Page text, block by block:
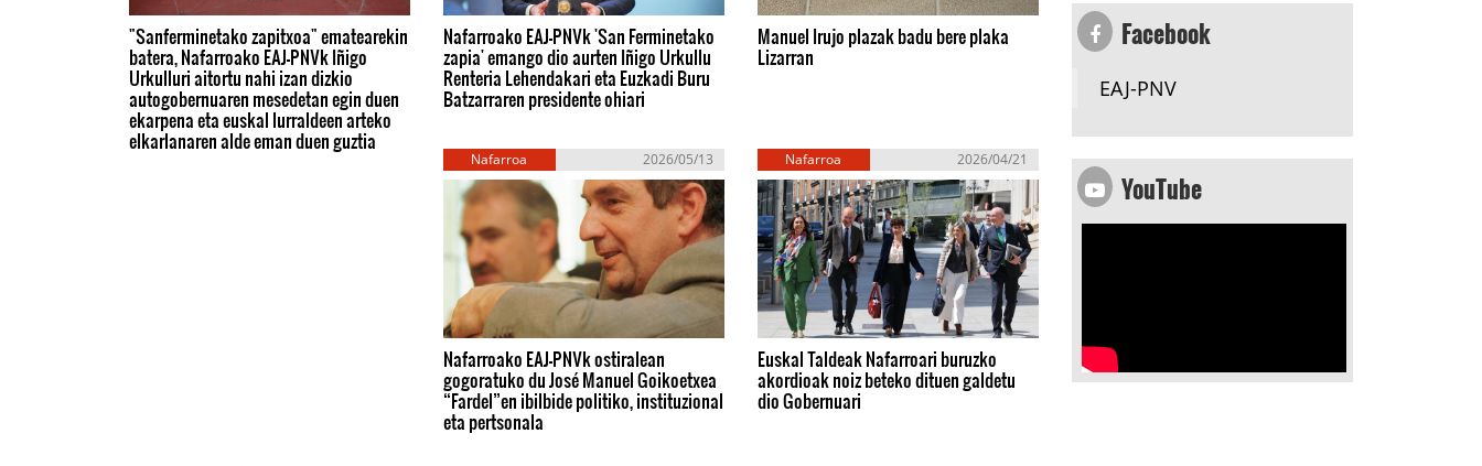
"Sanferminetako zapitxoa" ematearekin
batera, Nafarroako EAJ-PNVk Iñigo
Urkulluri aitortu nahi izan dizkio
autogobernuaren mesedetan egin duen
ekarpena eta euskal lurraldeen arteko
elkarlanaren alde eman duen guztia
Nafarroako EAJ-PNVk 'San Ferminetako
zapia' emango dio aurten Iñigo Urkullu
Renteria Lehendakari eta Euzkadi Buru
Batzarraren presidente ohiari
Manuel Irujo plazak badu bere plaka
Lizarran
Nafarroa 2026/05/13
Nafarroako EAJ-PNVk ostiralean
gogoratuko du José Manuel Goikoetxea
“Fardel”en ibilbide politiko, instituzional
eta pertsonala
Nafarroa 2026/04/21
Euskal Taldeak Nafarroari buruzko
akordioak noiz beteko dituen galdetu
dio Gobernuari
Facebook
EAJ-PNV
YouTube